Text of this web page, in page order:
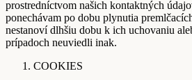
prostredníctvom našich kontaktných
ponechávam po dobu plynutia
nestanoví dlhšiu dobu k ich uchovaniu
prípadoch neuviedli inak.
COOKIES